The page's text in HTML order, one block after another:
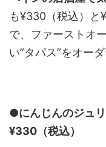
も¥330（税込）と
で、ファーストオ
い”タパス”をオー
●にんじんのジュ
¥330（税込）